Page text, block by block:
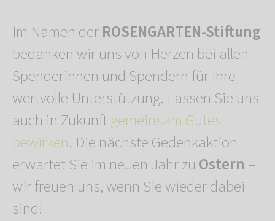
Im Namen derROSENGARTEN-Stiftung
bedanken wir uns von Herzen bei allen
Spenderinnen und Spendern für Ihre
wertvolle Unterstützung. Lassen Sie uns
auch in Zukunftgemeinsam Gutes
bewirken. Die nächste Gedenkaktion
erwartet Sie im neuen Jahr zu Ostern –
wir freuen uns, wenn Sie wieder dabei
sind!